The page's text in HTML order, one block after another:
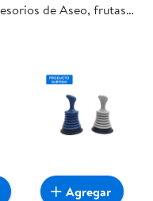
de Aseo, frutas
el hogar, aquí lo
para ti y tu familia.
Agregar